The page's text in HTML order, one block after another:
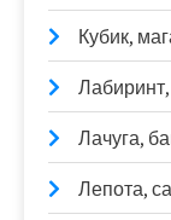
Кубик,
Лачуга,
Лепота,